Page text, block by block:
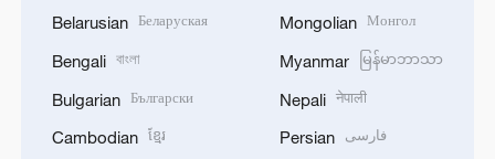
Belarusian Беларуская
Bengali বাংলা
Bulgarian Български
Cambodian ខ្មែរ
Mongolian Монгол
Myanmar မြန်မာဘာသာ
Nepali नेपाली
Persian فارسی